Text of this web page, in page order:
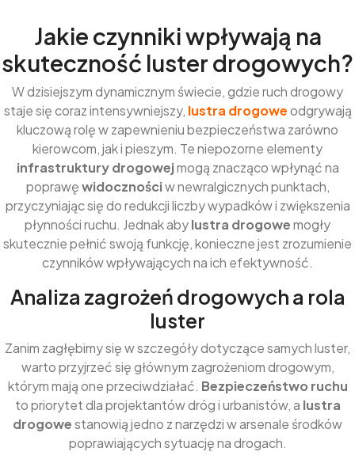
Jakie czynniki wpływają na
skuteczność luster drogowych?
W dzisiejszym dynamicznym świecie, gdzie ruch drogowy
staje się coraz intensywniejszy, lustra drogoweodgrywają
kluczową rolę w zapewnieniu bezpieczeństwa zarówno
kierowcom, jak i pieszym. Te niepozorne elementy
infrastruktury drogowejmogą znacząco wpłynąć na
poprawęwidocznościw newralgicznych punktach,
przyczyniając się do redukcji liczby wypadków i zwiększenia
płynności ruchu. Jednak abylustra drogowemogły
skutecznie pełnić swoją funkcję, konieczne jest zrozumienie
czynników wpływających na ich efektywność.
Analiza zagrożeń drogowych a rola
luster
Zanim zagłębimy się w szczegóły dotyczące samych luster,
warto przyjrzeć się głównym zagrożeniom drogowym,
którym mają one przeciwdziałać. Bezpieczeństwo ruchu
to priorytet dla projektantów dróg i urbanistów, a lustra
drogowestanowią jedno z narzędzi w arsenale środków
poprawiających sytuację na drogach.